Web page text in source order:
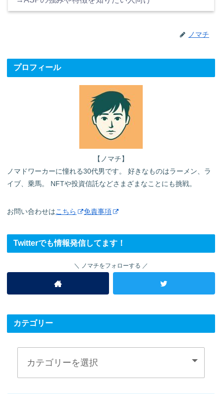
ノマチ
プロフィール
【ノマチ】
ノマドワーカーに憧れる30代男です。 好きなものはラーメン、ラ
イブ、乗馬。 NFTや投資信託などさまざまなことにも挑戦。
お問い合わせはこちら 免責事項
Twitterでも情報発信してます！
ノマチをフォローする
カテゴリー